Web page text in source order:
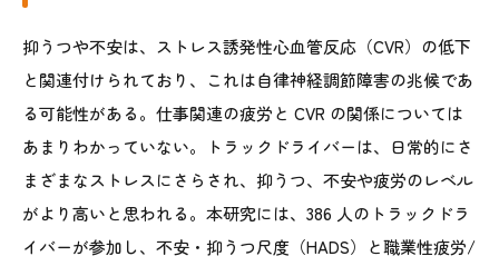
抑うつや不安は、ストレス誘発性心血管反応（CVR）の低下
と関連付けられており、これは自律神経調節障害の兆候であ
る可能性がある。仕事関連の疲労と CVR の関係については
あまりわかっていない。トラックドライバーは、日常的にさ
まざまなストレスにさらされ、抑うつ、不安や疲労のレベル
がより高いと思われる。本研究には、 386 人のトラックドラ
イバーが参加し、不安・抑うつ尺度（HADS）と職業性疲労/